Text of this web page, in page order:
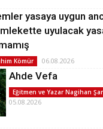
yasaya uygun
uyulacak
Kömür 06.08.2026
Ahde Vefa
Eğitmen ve Yazar Nagihan
05.08.2026